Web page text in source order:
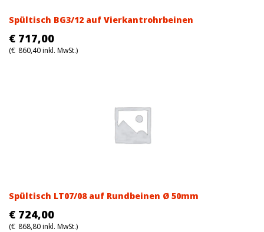
Spültisch BG3/12 auf Vierkantrohrbeinen
€ 717,00
(€ 860,40inkl. MwSt.)
Spültisch LT07/08 auf Rundbeinen Ø 50mm
€ 724,00
(€ 868,80inkl. MwSt.)